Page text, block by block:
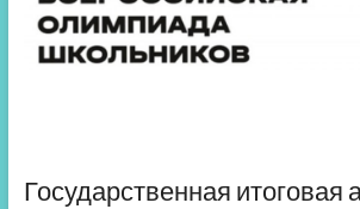
Государственная итоговая